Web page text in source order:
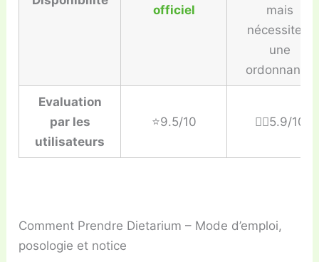
officiel
mais
nécessitent
une
ordonnance
Evaluation
par les
utilisateurs
⭐️9.5/10 👎🏼5.9/10
Comment Prendre Dietarium – Mode d’emploi,
posologie et notice